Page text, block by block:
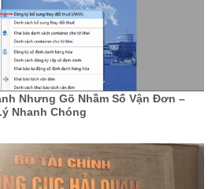
Nhưng Gõ Nhầm Số Vận Đơn –
Nhanh Chóng